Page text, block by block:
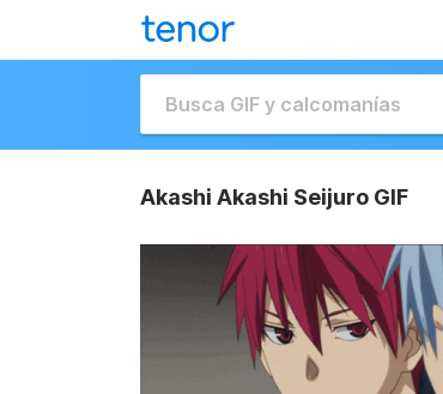
Akashi Akashi Seijuro GIF